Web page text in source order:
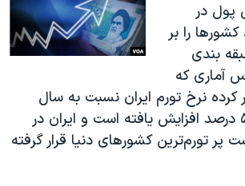
پول در
را بر
بندی
آماری که
نرخ تورم ایران نسبت به سال
گذشته نزدیک به ۵ درصد افزایش یافته است و ایران در
پر تورم‌ترین کشور‌های دنیا قرار گرفته